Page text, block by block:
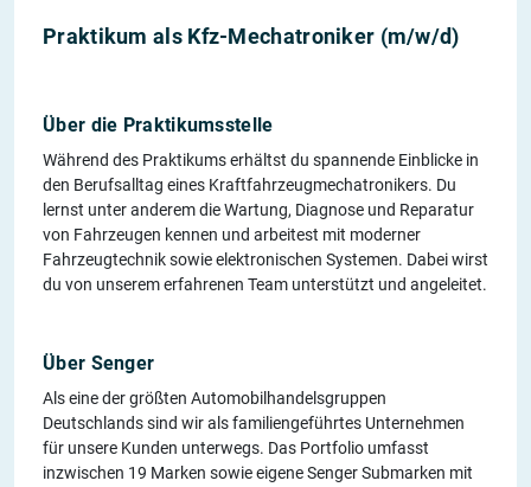
Praktikum als Kfz-Mechatroniker (m/w/d)
Über die Praktikumsstelle
Während des Praktikums erhältst du spannende Einblicke in
den Berufsalltag eines Kraftfahrzeugmechatronikers. Du
lernst unter anderem die Wartung, Diagnose und Reparatur
von Fahrzeugen kennen und arbeitest mit moderner
Fahrzeugtechnik sowie elektronischen Systemen. Dabei wirst
du von unserem erfahrenen Team unterstützt und angeleitet.
Über Senger
Als eine der größten Automobilhandelsgruppen
Deutschlands sind wir als familiengeführtes Unternehmen
für unsere Kunden unterwegs. Das Portfolio umfasst
inzwischen 19 Marken sowie eigene Senger Submarken mit